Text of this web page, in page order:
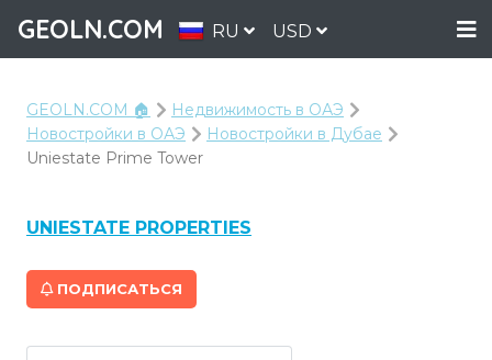
GEOLN.COM RU USD
GEOLN.COM 🏠
Недвижимость в ОАЭ
Новостройки в ОАЭ
Новостройки в Дубае
Uniestate Prime Tower
UNIESTATE PROPERTIES
ПОДПИСАТЬСЯ